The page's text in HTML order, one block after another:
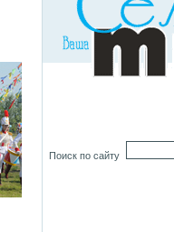
Поиск по сайту